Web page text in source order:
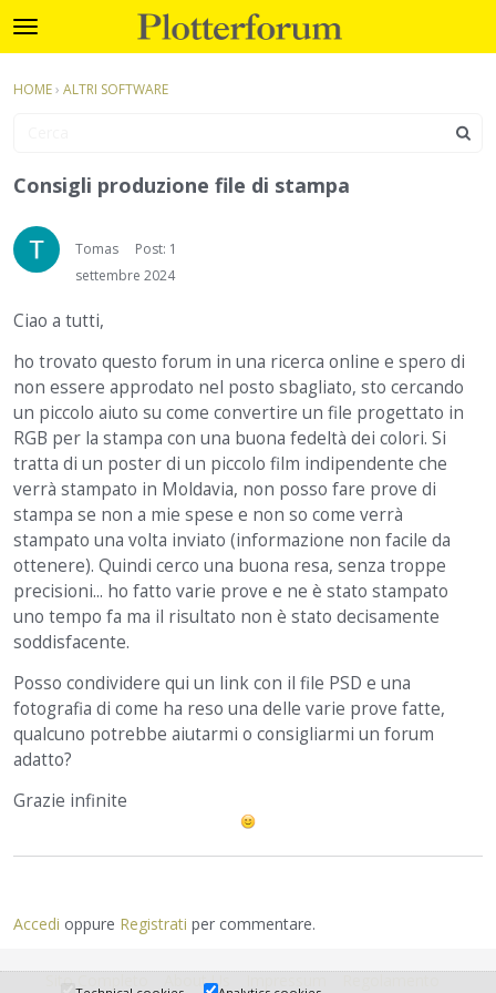
t
o
g
m
e
n
u
Plotterforum
Attività
Accedi · Registrati
HOME› ALTRI SOFTWARE
Consigli produzione file di stampa
Tomas
Post: 1
settembre 2024
Ciao a tutti,
ho trovato questo forum in una ricerca online e spero di
non essere approdato nel posto sbagliato, sto cercando
un piccolo aiuto su come convertire un file progettato in
RGB per la stampa con una buona fedeltà dei colori. Si
tratta di un poster di un piccolo film indipendente che
verrà stampato in Moldavia, non posso fare prove di
stampa se non a mie spese e non so come verrà
stampato una volta inviato (informazione non facile da
ottenere). Quindi cerco una buona resa, senza troppe
precisioni... ho fatto varie prove e ne è stato stampato
uno tempo fa ma il risultato non è stato decisamente
soddisfacente.
Posso condividere qui un link con il file PSD e una
fotografia di come ha reso una delle varie prove fatte,
qualcuno potrebbe aiutarmi o consigliarmi un forum
adatto?
Grazie infinite
Accedi oppure Registrati per commentare.
About Us